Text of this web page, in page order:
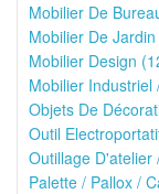
Mobilier De
Mobilier De
Mobilier Design
Mobilier Industriel
Objets De
Outil
Outillage D'atelier
Palette / Pallox /